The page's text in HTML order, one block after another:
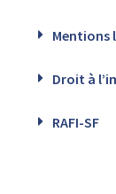
Mentions
Droit à
RAFI-SF